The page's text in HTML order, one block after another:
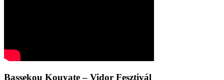
Bassekou Kouyate – Vidor Fesztivál